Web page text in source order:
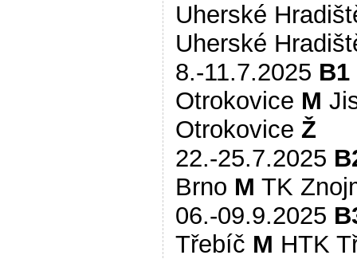
Uherské
Uherské
8.-11.7.2025 B1
Otrokovice M
Otrokovice Ž
22.-25.7.2025
Brno M TK
06.-09.9.2025
Třebíč M HTK